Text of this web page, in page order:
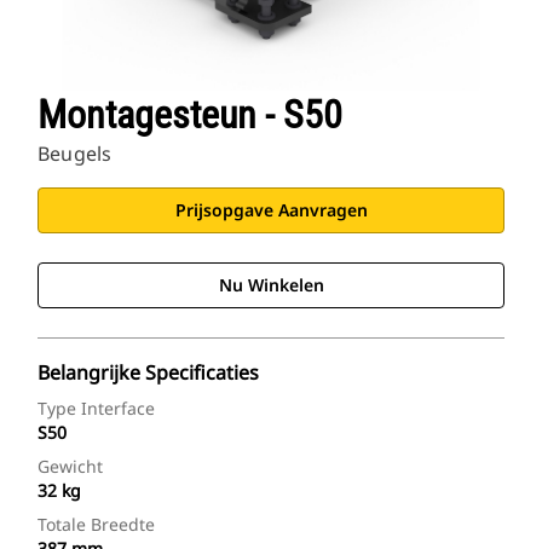
Montagesteun - S50
Beugels
Prijsopgave Aanvragen
Nu Winkelen
Belangrijke Specificaties
Type Interface
S50
Gewicht
32 kg
Totale Breedte